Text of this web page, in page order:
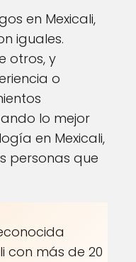
en Mexicali,
iguales.
otros, y
o
lo mejor
en Mexicali,
personas que
con más de 20